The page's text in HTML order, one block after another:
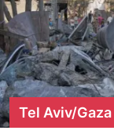
Tel Aviv/Gaza